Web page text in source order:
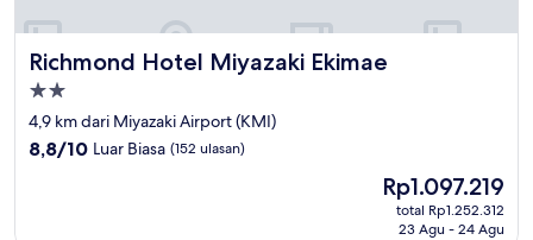
Richmond Hotel Miyazaki Ekimae
Richmond Hotel Miyazaki Ekimae
Properti
bintang
2.0
4,9 km dari Miyazaki Airport (KMI)
8.8
8,8/10 Luar Biasa (152 ulasan)
Harga
sekarang
Rp1.097.219
Rp1.097.219
total Rp1.252.312
23 Agu - 24 Agu